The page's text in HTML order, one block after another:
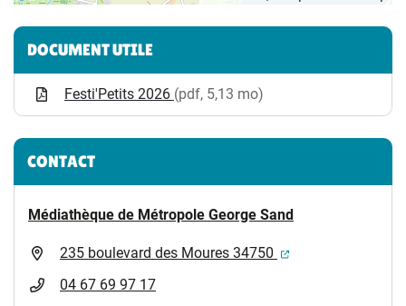
Informations complémentaires
DOCUMENT UTILE
Festi'Petits 2026 (pdf, 5,13 mo)
CONTACT
Médiathèque de Métropole George Sand
235 boulevard des Moures 34750
(ouverture dans
04 67 69 97 17